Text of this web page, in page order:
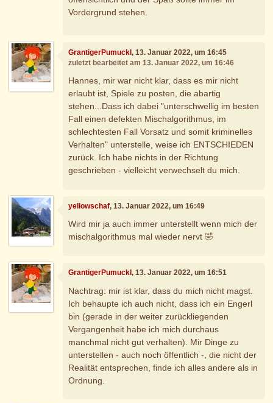
Vordergrund stehen.
GrantigerPumuckl, 13. Januar 2022, um 16:45
zuletzt bearbeitet am 13. Januar 2022, um 16:46
Hannes, mir war nicht klar, dass es mir nicht
erlaubt ist, Spiele zu posten, die abartig
stehen...Dass ich dabei "unterschwellig im besten
Fall einen defekten Mischalgorithmus, im
schlechtesten Fall Vorsatz und somit kriminelles
Verhalten" unterstelle, weise ich ENTSCHIEDEN
zurück. Ich habe nichts in der Richtung
geschrieben - vielleicht verwechselt du mich.
yellowschaf, 13. Januar 2022, um 16:49
Wird mir ja auch immer unterstellt wenn mich der
mischalgorithmus mal wieder nervt 🤣
GrantigerPumuckl, 13. Januar 2022, um 16:51
Nachtrag: mir ist klar, dass du mich nicht magst.
Ich behaupte ich auch nicht, dass ich ein Engerl
bin (gerade in der weiter zurückliegenden
Vergangenheit habe ich mich durchaus
manchmal nicht gut verhalten). Mir Dinge zu
unterstellen - auch noch öffentlich -, die nicht der
Realität entsprechen, finde ich alles andere als in
Ordnung.